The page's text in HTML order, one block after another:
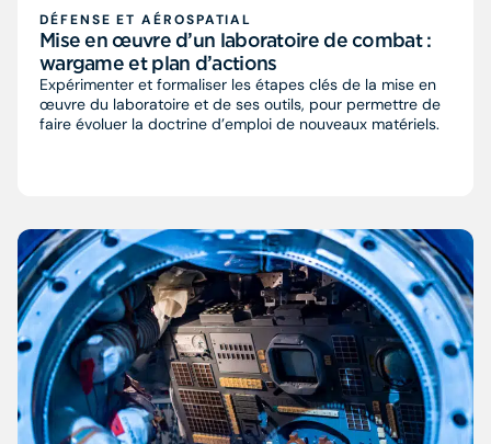
DÉFENSE ET AÉROSPATIAL
Mise en œuvre d’un laboratoire de combat :
wargame et plan d’actions
Expérimenter et formaliser les étapes clés de la mise en
œuvre du laboratoire et de ses outils, pour permettre de
faire évoluer la doctrine d’emploi de nouveaux matériels.